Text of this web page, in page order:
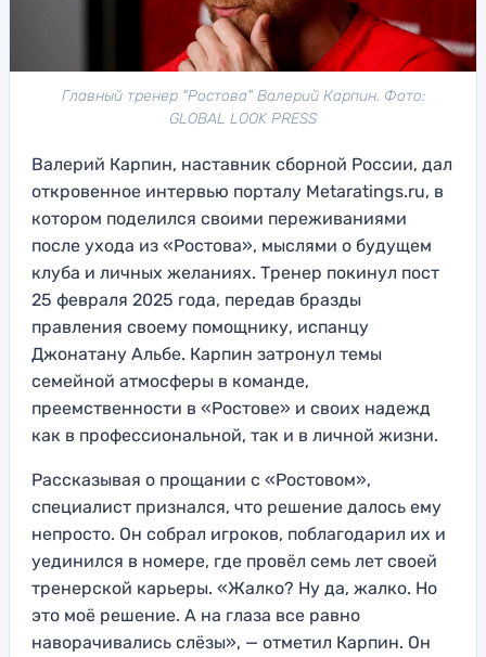
Главный тренер "Ростова" Валерий Карпин. Фото:
GLOBAL LOOK PRESS
Валерий Карпин, наставник сборной России, дал
откровенное интервью порталу Metaratings.ru, в
котором поделился своими переживаниями
после ухода из «Ростова», мыслями о будущем
клуба и личных желаниях. Тренер покинул пост
25 февраля 2025 года, передав бразды
правления своему помощнику, испанцу
Джонатану Альбе. Карпин затронул темы
семейной атмосферы в команде,
преемственности в «Ростове» и своих надежд
как в профессиональной, так и в личной жизни.
Рассказывая о прощании с «Ростовом»,
специалист признался, что решение далось ему
непросто. Он собрал игроков, поблагодарил их и
уединился в номере, где провёл семь лет своей
тренерской карьеры. «Жалко? Ну да, жалко. Но
это моё решение. А на глаза все равно
наворачивались слёзы», — отметил Карпин. Он